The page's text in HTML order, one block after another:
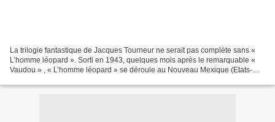
La trilogie fantastique de Jacques Tourneur ne serait pas complète sans «
L’homme léopard ». Sorti en 1943, quelques mois après le remarquable «
Vaudou » , « L’homme léopard » se déroule au Nouveau Mexique (Etats-